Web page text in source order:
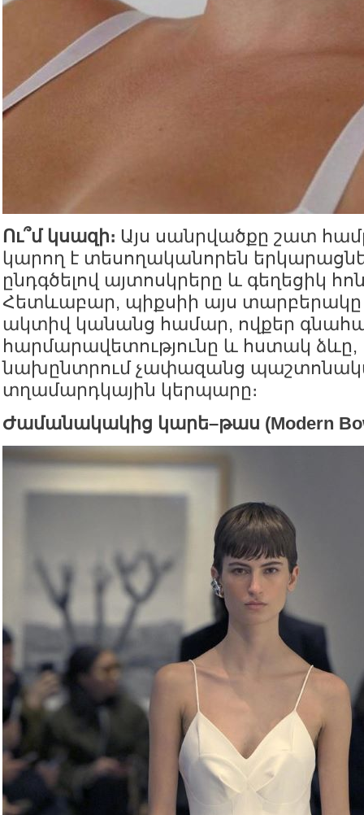
Ու՞մ կսազի։ Այս սանրվածքը շատ
կարող է տեսողականորեն երկարացնել
ընդգծելով այտոսկրերը և գեղեցիկ
Հետևաբար, պիքսիի այս տարբերակը
ակտիվ կանանց համար, ովքեր
հարմարավետությունը և հստակ ձևը,
նախընտրում չափազանց
տղամարդկային կերպարը։
Ժամանակակից կարե–թաս (Modern